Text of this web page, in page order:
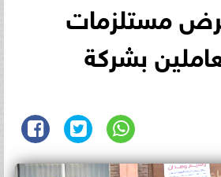
مستلزمات
بشركة